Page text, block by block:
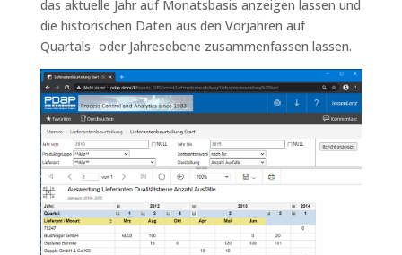
das aktuelle Jahr auf Monatsbasis anzeigen lassen und
die historischen Daten aus den Vorjahren auf
Quartals- oder Jahresebene zusammenfassen lassen.